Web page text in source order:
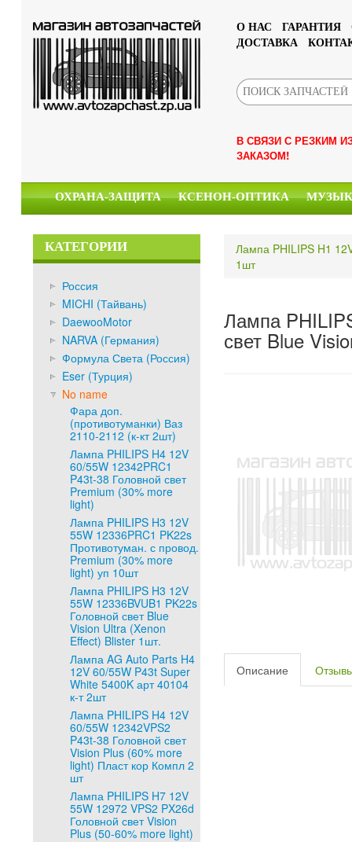
О НАС ГАРАНТИЯ
ДОСТАВКА
В СВЯЗИ С РЕЗКИМ
ЗАКАЗОМ!
ОХРАНА-ЗАЩИТА КСЕНОН-ОПТИКА
КАТЕГОРИИ
Россия
MICHI (Тайвань)
DaewooMotor
NARVA (Германия)
Формула Света (Россия)
Eser (Турция)
No name
Фара доп.
(противотуманки) Ваз
2110-2112 (к-кт 2шт)
Лампа PHILIPS H4 12V
60/55W 12342PRC1
P43t-38 Головной свет
Premium (30% more
light)
Лампа PHILIPS H3 12V
55W 12336PRC1 PK22s
Противотуман. с провод.
Premium (30% more
light) уп 10шт
Лампа PHILIPS H3 12V
55W 12336BVUB1 PK22s
Головной свет Blue
Vision Ultra (Xenon
Effect) Blister 1шт.
Лампа AG Auto Parts H4
12V 60/55W P43t Super
White 5400K арт 40104
к-т 2шт
Лампа PHILIPS H4 12V
60/55W 12342VPS2
P43t-38 Головной свет
Vision Plus (60% more
light) Пласт кор Компл 2
шт
Лампа PHILIPS H7 12V
55W 12972 VPS2 PX26d
Головной свет Vision
Plus (50-60% more light)
Лампа PHILIPS H1
1шт
Лампа
свет Blue
Описание